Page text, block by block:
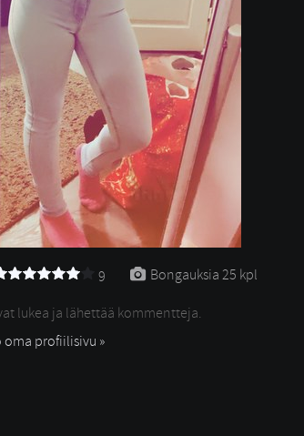
9 Bongauksia 25 kpl
lukea ja lähettää kommentteja.
oma profiilisivu »